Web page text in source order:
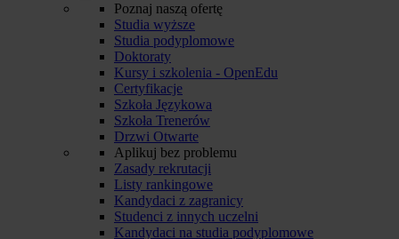
Poznaj naszą ofertę
Studia wyższe
Studia podyplomowe
Doktoraty
Kursy i szkolenia - OpenEdu
Certyfikacje
Szkoła Językowa
Szkoła Trenerów
Drzwi Otwarte
Aplikuj bez problemu
Zasady rekrutacji
Listy rankingowe
Kandydaci z zagranicy
Studenci z innych uczelni
Kandydaci na studia podyplomowe